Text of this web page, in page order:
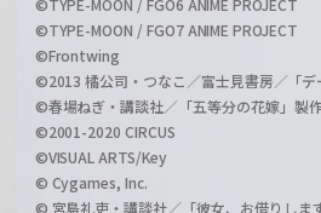
©TYPE-MOON / FGO6 ANIME PROJECT
©TYPE-MOON / FGO7 ANIME PROJECT
©Frontwing
©2013 橘公司・つなこ／富士見書房／「デ
©春場ねぎ・講談社／「五等分の花嫁」製
©2001-2020 CIRCUS
©VISUAL ARTS/Key
© Cygames, Inc.
© 宮島礼吏・講談社／「彼女、お借りしま